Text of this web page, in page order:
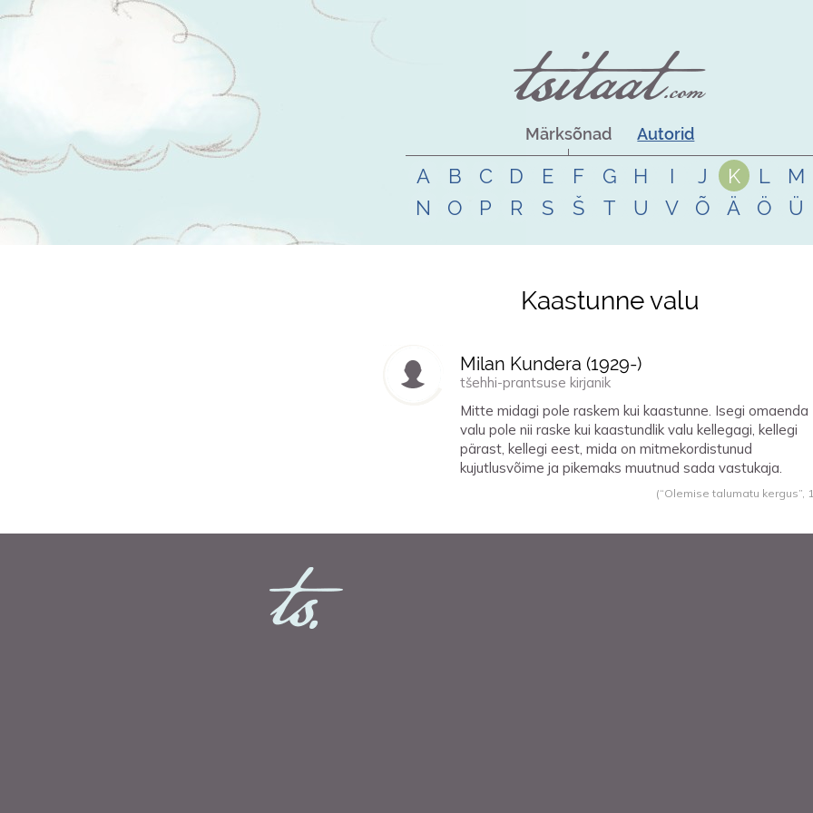
Märksõnad Autorid
A B C D E F G H I J K L
M
N
O P R S Š T U V Õ Ä Ö Ü
Kaastunne valu
Milan Kundera (1929-)
tšehhi-prantsuse kirjanik
Mitte midagi pole raskem kui kaastunne. Isegi omaenda
valu pole nii raske kui kaastundlik valu kellegagi, kellegi
pärast, kellegi eest, mida on mitmekordistunud
kujutlusvõime ja pikemaks muutnud sada vastukaja.
(“Olemise talumatu kergus”,